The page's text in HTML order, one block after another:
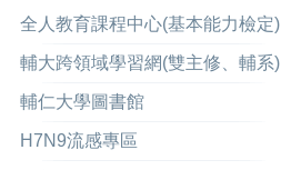
全人教育課程中心(基本能力檢定)
輔大跨領域學習網(雙主修、輔系)
輔仁大學圖書館
H7N9流感專區